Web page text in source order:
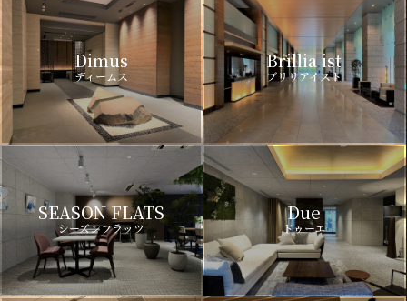
Dimus
ディームス
Brillia ist
ブリリアイスト
SEASON FLATS
シーズンフラッツ
Due
ドゥーエ